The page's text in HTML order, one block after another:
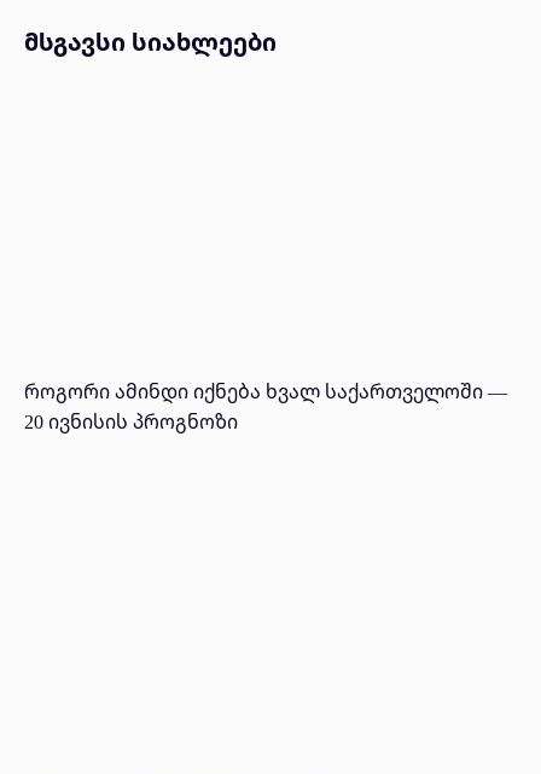
მსგავსი სიახლეები
როგორი ამინდი იქნება ხვალ საქართველოში —
20 ივნისის პროგნოზი